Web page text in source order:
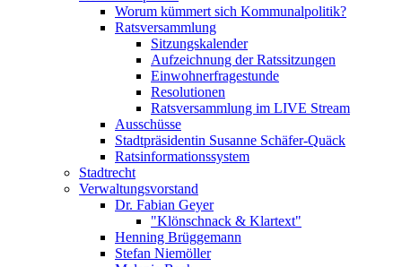
Worum kümmert sich Kommunalpolitik?
Ratsversammlung
Sitzungskalender
Aufzeichnung der Ratssitzungen
Einwohnerfragestunde
Resolutionen
Ratsversammlung im LIVE Stream
Ausschüsse
Stadtpräsidentin Susanne Schäfer-Quäck
Ratsinformationssystem
Stadtrecht
Verwaltungsvorstand
Dr. Fabian Geyer
"Klönschnack & Klartext"
Henning Brüggemann
Stefan Niemöller